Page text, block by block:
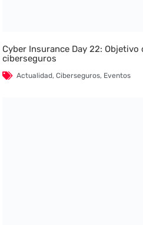
Cyber Insurance Day 22:
ciberseguros
Actualidad,Ciberseguros, Eventos